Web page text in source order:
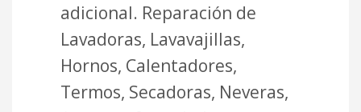
adicional. Reparación de
Lavadoras, Lavavajillas,
Hornos, Calentadores,
Termos, Secadoras, Neveras,